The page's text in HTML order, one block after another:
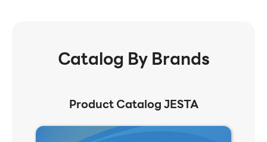
Catalog By Brands
Product Catalog JESTA